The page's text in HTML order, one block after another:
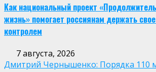
Как национальный проект
жизнь» помогает россиянам держать
контролем
7 августа, 2026
Дмитрий Чернышенко: Порядка 110